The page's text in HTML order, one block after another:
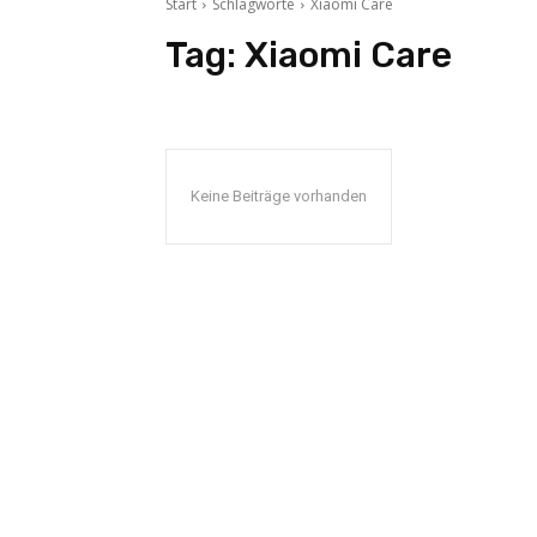
Start Schlagworte Xiaomi Care
Tag: Xiaomi Care
Keine Beiträge vorhanden